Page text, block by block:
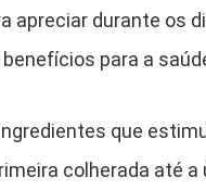
apreciar durante os
para a
que
colherada até a